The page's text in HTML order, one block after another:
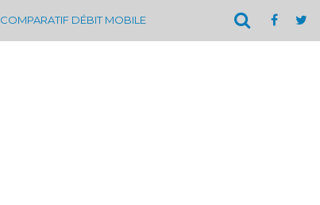
COMPARATIF DÉBIT MOBILE